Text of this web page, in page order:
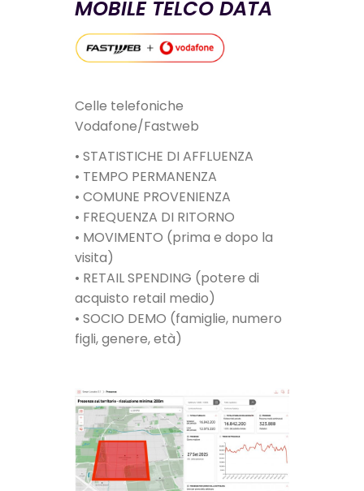
MOBILE TELCO DATA
Celle telefoniche
Vodafone/Fastweb
• STATISTICHE DI AFFLUENZA
• TEMPO PERMANENZA
• COMUNE PROVENIENZA
• FREQUENZA DI RITORNO
• MOVIMENTO (prima e dopo la
visita)
• RETAIL SPENDING (potere di
acquisto retail medio)
• SOCIO DEMO (famiglie, numero
figli, genere, età)